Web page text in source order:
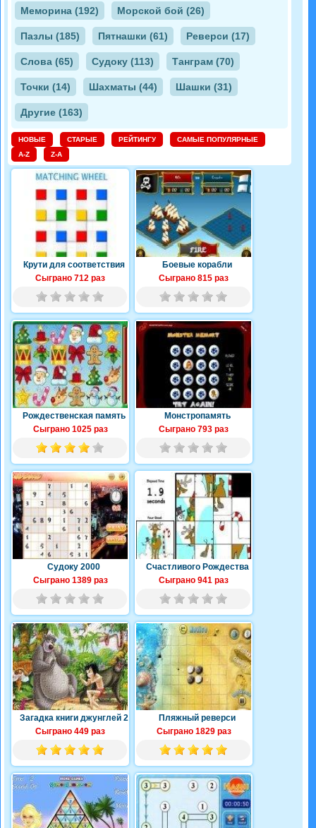
Меморина (192) Морской бой (26)
Пазлы (185) Пятнашки (61) Реверси (17)
Слова (65) Судоку (113) Танграм (70)
Точки (14) Шахматы (44) Шашки (31)
Другие (163)
НОВЫЕ СТАРЫЕ РЕЙТИНГУ
САМЫЕ ПОПУЛЯРНЫЕ
A-Z
Z-A
Крути для соответствия
Сыграно 712 раз
Боевые корабли
Сыграно 815 раз
Рождественская память
Сыграно 1025 раз
Монстропамять
Сыграно 793 раз
Судоку 2000
Сыграно 1389 раз
Счастливого Рождества
Сыграно 941 раз
Загадка книги джунглей 2
Сыграно 449 раз
Пляжный реверси
Сыграно 1829 раз